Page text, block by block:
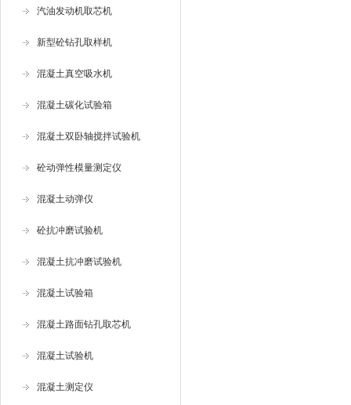
汽油发动机取芯机
新型砼钻孔取样机
混凝土真空吸水机
混凝土碳化试验箱
混凝土双卧轴搅拌试验机
砼动弹性模量测定仪
混凝土动弹仪
砼抗冲磨试验机
混凝土抗冲磨试验机
混凝土试验箱
混凝土路面钻孔取芯机
混凝土试验机
混凝土测定仪